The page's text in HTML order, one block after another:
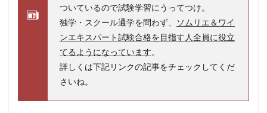
ついているので試験学習にうってつけ。
独学・スクール通学を問わず、
ソムリエ＆ワイ
ンエキスパート試験合格を目指す人全員に役立
てるようになっています。
詳しくは下記リンクの記事をチェックしてくだ
さいね。